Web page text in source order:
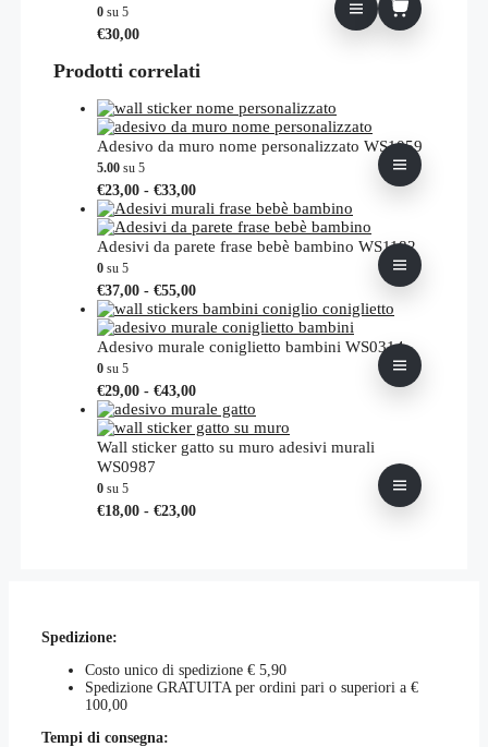
nella
pagina
prodotto
0 su 5
€30,00
Prodotti correlati
Adesivo da muro nome personalizzato WS1059
5.00 su 5
€23,00 - €33,00Fascia
di
prezzo:
da
€33,00
Questo
prodotto
ha
più
opzioni
possono
essere
scelte
pagina
del
prodotto
Adesivi da parete frase bebè bambino WS1182
0 su 5
€37,00 - €55,00Fascia
di
prezzo:
da
€55,00
Questo
prodotto
ha
più
opzioni
possono
essere
scelte
del
Adesivo murale coniglietto bambini WS0314
0 su 5
€29,00 - €43,00Fascia
di
prezzo:
da
Questo
prodotto
ha
più
possono
Wall sticker gatto su muro adesivi murali
WS0987
0 su 5
€18,00 - €23,00Fascia
Questo
scelte
nella
Spedizione:
Costo unico di spedizione € 5,90
Spedizione GRATUITA per ordini pari o superiori a €
100,00
Tempi di consegna: